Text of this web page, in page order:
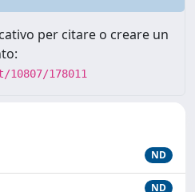
per citare o creare un
178011
ND
ND